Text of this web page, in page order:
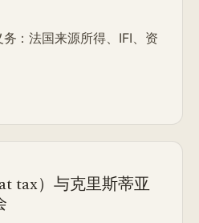
：法国来源所得、IFI、资
tax）与克里斯蒂亚